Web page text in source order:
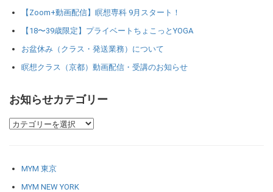
【Zoom+動画配信】瞑想専科 9月スタート！
【18〜39歳限定】プライベートちょこっとYOGA
お盆休み（クラス・発送業務）について
瞑想クラス（京都）動画配信・受講のお知らせ
お知らせカテゴリー
MYM 東京
MYM NEW YORK